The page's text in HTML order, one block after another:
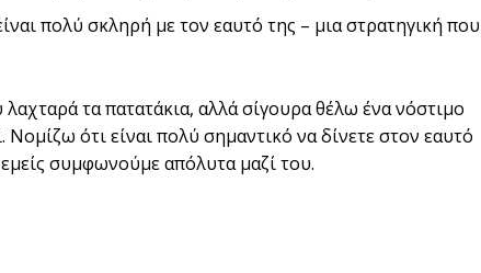
πολύ σκληρή με τον εαυτό της – μια στρατηγική που
λαχταρά τα πατατάκια, αλλά σίγουρα θέλω ένα νόστιμο
ότι είναι πολύ σημαντικό να δίνετε στον εαυτό
συμφωνούμε απόλυτα μαζί του.